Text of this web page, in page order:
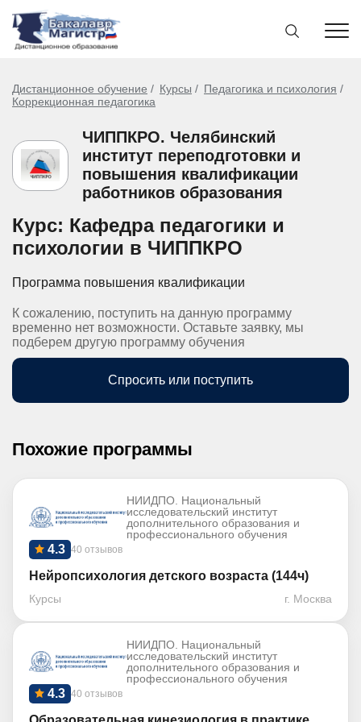
Дистанционное обучение Курсы
Педагогика и психология
Коррекционная педагогика
ЧИППКРО. Челябинский
институт переподготовки и
повышения квалификации
работников образования
Курс: Кафедра педагогики и
психологии в ЧИППКРО
Программа повышения квалификации
К сожалению, поступить на данную программу
временно нет возможности. Оставьте заявку, мы
подберем другую программу обучения
Спросить или поступить
Похожие программы
НИИДПО. Национальный
исследовательский институт
дополнительного образования и
профессионального обучения
40 отзывов
4.3
Нейропсихология детского возраста (144ч)
Курсы г. Москва
НИИДПО. Национальный
исследовательский институт
дополнительного образования и
профессионального обучения
40 отзывов
4.3